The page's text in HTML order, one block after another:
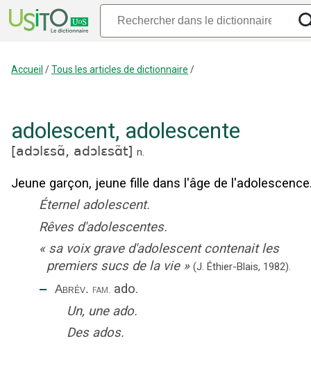
Accueil /Tous les articles de dictionnaire /
adolescent, adolescente
[adɔlɛsɑ̃, adɔlɛsɑ̃t] n.
Jeune garçon, jeune fille dans l'âge de
Éternel adolescent.
Rêves d'adolescentes.
« sa voix grave d'adolescent contenait les
premiers sucs de la vie » (J. Éthier-Blais, 1982).
‒ Abrév. fam. ado.
Un, une ado.
Des ados.